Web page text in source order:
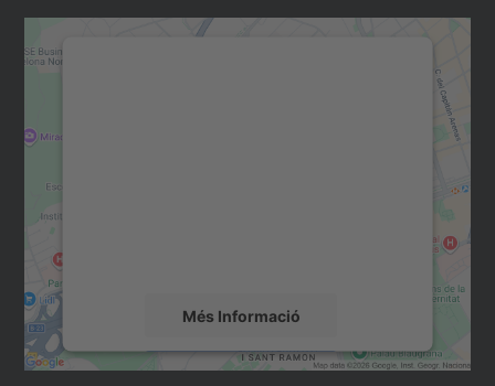
Més Informació
Accepta